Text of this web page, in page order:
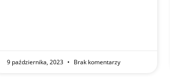
9 października, 2023 Brak komentarzy